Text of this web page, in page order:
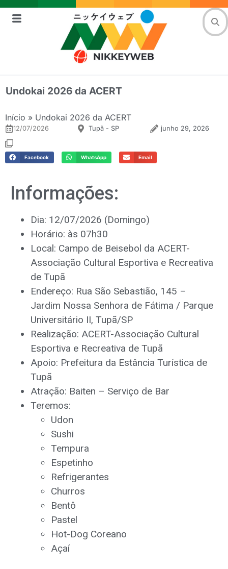
Undokai 2026 da ACERT
Início » Undokai 2026 da ACERT
12/07/2026 Tupã - SP junho 29, 2026
Facebook WhatsApp Email
Informações:
Dia: 12/07/2026 (Domingo)
Horário: às 07h30
Local: Campo de Beisebol da ACERT-
Associação Cultural Esportiva e Recreativa
de Tupã
Endereço: Rua São Sebastião, 145 –
Jardim Nossa Senhora de Fátima / Parque
Universitário II, Tupã/SP
Realização: ACERT-Associação Cultural
Esportiva e Recreativa de Tupã
Apoio: Prefeitura da Estância Turística de
Tupã
Atração: Baiten – Serviço de Bar
Teremos:
Udon
Sushi
Tempura
Espetinho
Refrigerantes
Churros
Bentô
Pastel
Hot-Dog Coreano
Açaí